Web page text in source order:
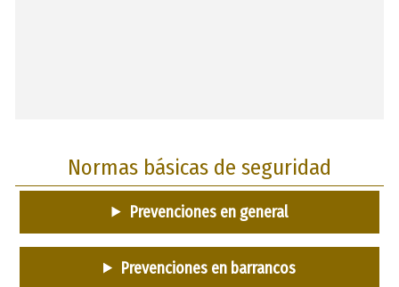
Normas básicas de seguridad
Prevenciones en general
Prevenciones en barrancos